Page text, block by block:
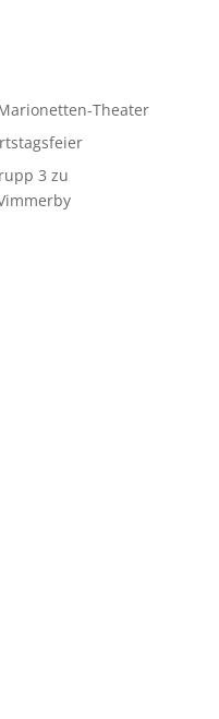
Theater
3 zu